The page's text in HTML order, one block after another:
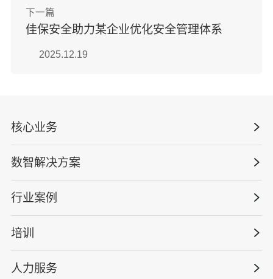
下一篇
佳保安全助力某企业优化安全管理体系
2025.12.19
核心业务
数智安全科技
安全战略咨询
管理体系建设
安全技能提升
工程安全服务
数智解决方案
量化安全云
智慧化系统
智能终端
行业案例
政府安全监管
工程建设/地产物业
培训
版权安全课程
人力服务